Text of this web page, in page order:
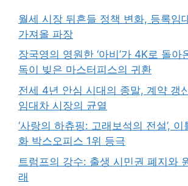
월세 시장 뒤흔들 정책 변화, 등록임
가져올 파장
장국영의 영원한 ‘아비’가 4K로 돌아
독이 빚은 마스터피스의 귀환
전세 4년 안심 시대의 종말, 계약 갱
임대차 시장의 균열
‘사랑의 하츄핑: 고래보석의 전설’,
화 박스오피스 1위 등극
트럼프의 강수: 출생 시민권 폐지와
래